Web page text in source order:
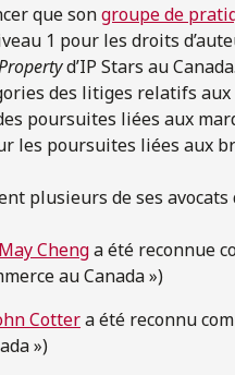
que songroupe de
1 pour les droits
d’IP Stars au
des litiges relatifs
poursuites liées aux
les poursuites liées aux
plusieurs de ses
May Chenga été reconnue
au Canada »)
Cottera été reconnu
»)